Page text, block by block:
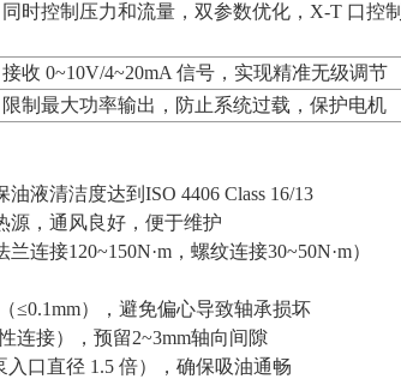
同时控制压力和流量，双参数优化，X-T 口控制
接收 0~10V/4~20mA 信号，实现精准无级调节
限制最大功率输出，防止系统过载，保护电机
液清洁度达到ISO 4406 Class 16/13
源，通风良好，便于维护
连接120~150N·m，螺纹连接30~50N·m）
≤0.1mm），避免偏心导致轴承损坏
连接），预留2~3mm轴向间隙
口直径 1.5 倍），确保吸油通畅